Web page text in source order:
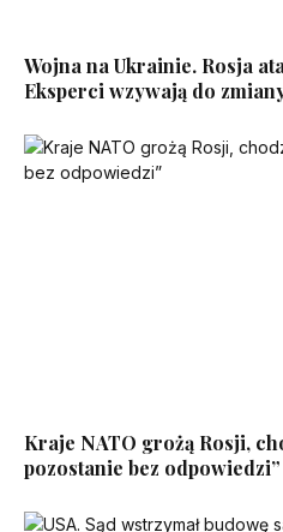
Wojna na Ukrainie. Rosja
Eksperci wzywają do
Kraje NATO grożą Rosji,
pozostanie bez odpowiedzi”